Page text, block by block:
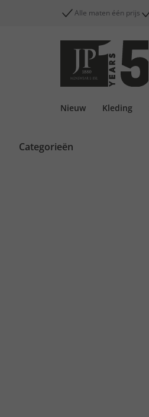
Alle maten één prijs
Nieuw Kleding
Categorieën